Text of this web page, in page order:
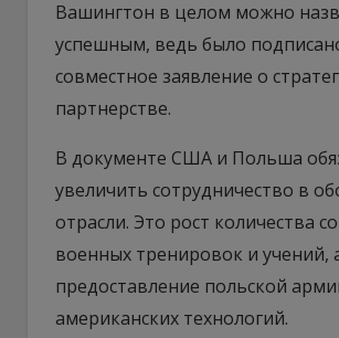
Вашингтон в целом можно
успешным, ведь было
совместное заявление о
партнерстве.
В документе США и Польша
увеличить сотрудничество в
отрасли. Это рост количества
военных тренировок и учений,
предоставление польской
американских технологий.